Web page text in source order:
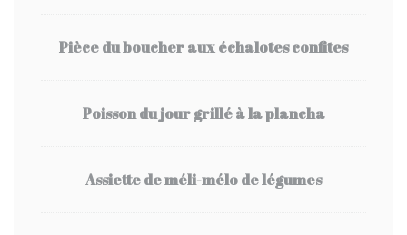
Pièce du boucher aux échalotes confites
Poisson du jour grillé à la plancha
Assiette de méli-mélo de légumes